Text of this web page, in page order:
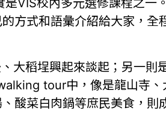
VIS校內多元選修課程之一
方式和語彙介紹給大家，全
大稻埕興起來談起；另一則
tour中，像是龍山寺
酸菜白肉鍋等庶民美食，則